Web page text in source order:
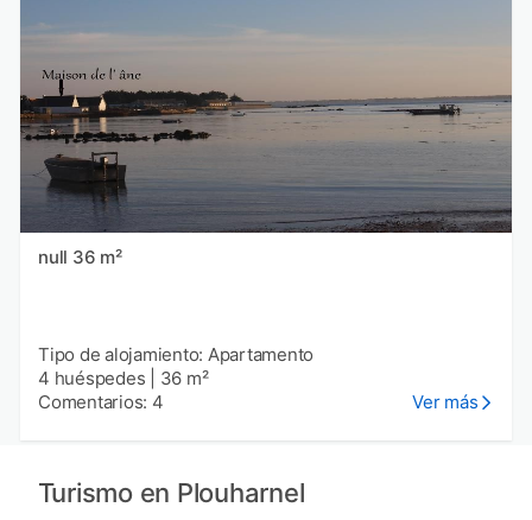
null 36 m²
Tipo de alojamiento: Apartamento
4 huéspedes
36 m²
Comentarios: 4
Ver más
Turismo en Plouharnel